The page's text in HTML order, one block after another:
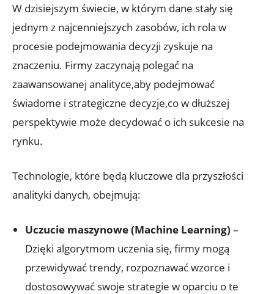
W dzisiejszym świecie, w którym dane stały się
jednym z najcenniejszych zasobów, ich rola w
procesie podejmowania decyzji zyskuje na
znaczeniu. Firmy zaczynają polegać na
zaawansowanej analityce,aby podejmować
świadome i strategiczne decyzje,co w dłuższej
perspektywie może decydować o ich sukcesie na
rynku.
Technologie, które będą kluczowe dla przyszłości
analityki danych, obejmują:
Uczucie maszynowe (Machine Learning) –
Dzięki algorytmom uczenia się, firmy mogą
przewidywać trendy, rozpoznawać wzorce i
dostosowywać swoje strategie w oparciu o te